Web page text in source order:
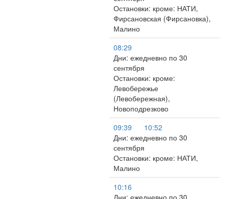
Остановки: кроме: НАТИ,
Фирсановская (Фирсановка),
Малино
08:29
Дни: ежедневно по 30
сентября
Остановки: кроме:
Левобережье
(Левобережная),
Новоподрезково
09:39
10:52
Дни: ежедневно по 30
сентября
Остановки: кроме: НАТИ,
Малино
10:16
Дни: ежедневно по 30